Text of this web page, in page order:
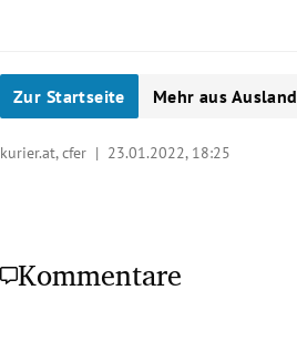
Zur Startseite Mehr aus Ausland
kurier.at, cfer | 23.01.2022, 18:25
Kommentare